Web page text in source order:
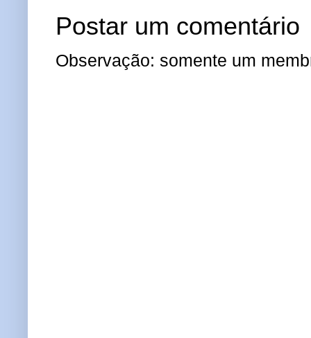
Postar um comentário
Observação: somente um